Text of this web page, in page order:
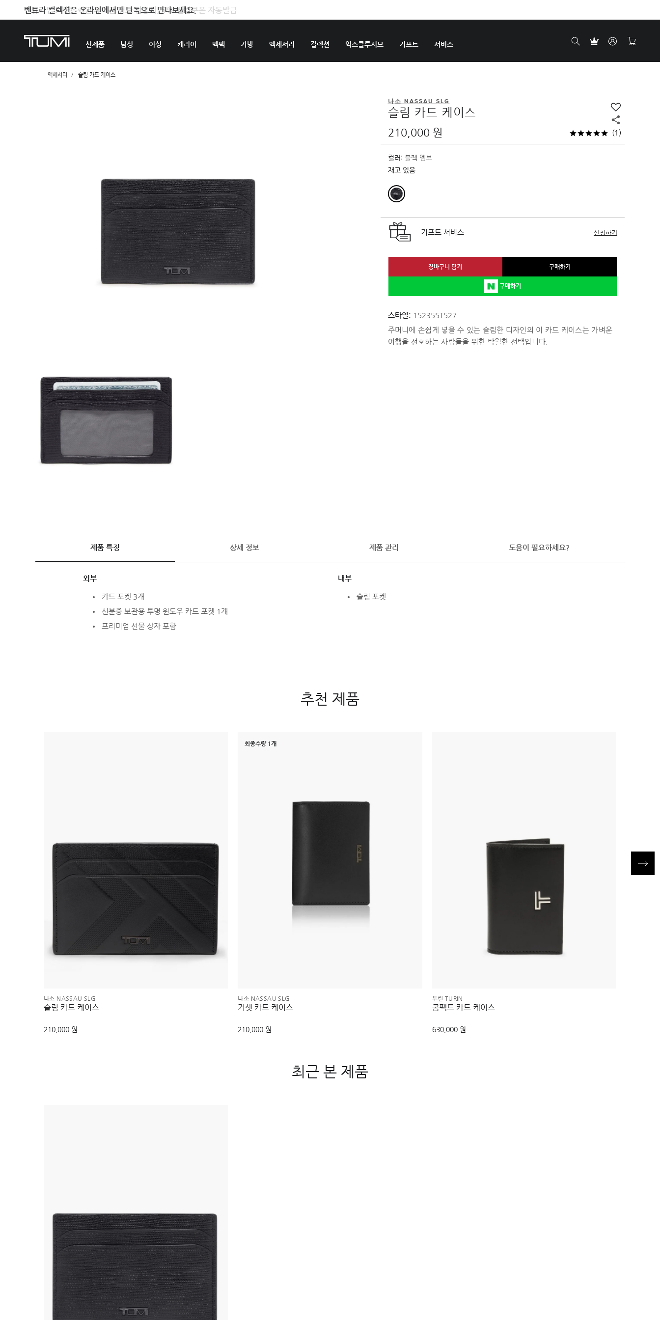
벤트라 컬렉션을 온라인에서만 단독으로 만나보세요.
신제품 남성 여성 캐리어 백팩 가방 액세서리 컬렉션 익스클루시브 기프트 서비스
액세서리 슬림 카드 케이스
나소 NASSAU SLG
슬림 카드 케이스
210,000 원 (1)
컬러: 블랙 엠보
재고 있음
기프트 서비스 신청하기
장바구니 담기 구매하기
구매하기
스타일: 152355T527
주머니에 손쉽게 넣을 수 있는 슬림한 디자인의 이 카드 케이스는 가벼운
여행을 선호하는 사람들을 위한 탁월한 선택입니다.
제품 특징 상세 정보 제품 관리 도움이 필요하세요?
외부
카드 포켓 3개
신분증 보관용 투명 윈도우 카드 포켓 1개
프리미엄 선물 상자 포함
내부
슬립 포켓
추천 제품
나소 NASSAU SLG
슬림 카드 케이스
210,000 원
최종수량 1개
나소 NASSAU SLG
거셋 카드 케이스
210,000 원
투린 TURIN
콤팩트 카드 케이스
630,000 원
최근 본 제품